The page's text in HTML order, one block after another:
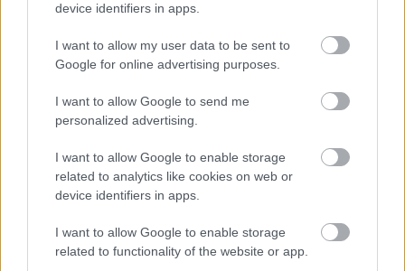
device identifiers in apps.
I want to allow my user data to be sent to
Google for online advertising purposes.
I want to allow Google to send me
personalized advertising.
I want to allow Google to enable storage
related to analytics like cookies on web or
device identifiers in apps.
I want to allow Google to enable storage
related to functionality of the website or app.
És ezeket kiszámoltad már?